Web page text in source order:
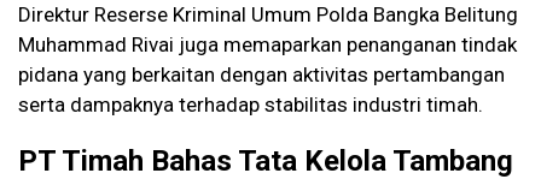
Direktur Reserse Kriminal Umum Polda Bangka Belitung
Muhammad Rivai juga memaparkan penanganan tindak
pidana yang berkaitan dengan aktivitas pertambangan
serta dampaknya terhadap stabilitas industri timah.
PT Timah Bahas Tata Kelola Tambang